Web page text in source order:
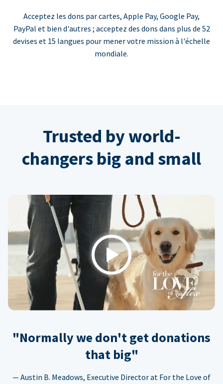
Acceptez les dons par cartes, Apple Pay, Google Pay,
PayPal et bien d'autres ; acceptez des dons dans plus de 52
devises et 15 langues pour mener votre mission à l'échelle
mondiale.
Trusted by world-
changers big and small
Play
"Normally we don't get donations
that big"
— Austin B. Meadows, Executive Director at For the Love of